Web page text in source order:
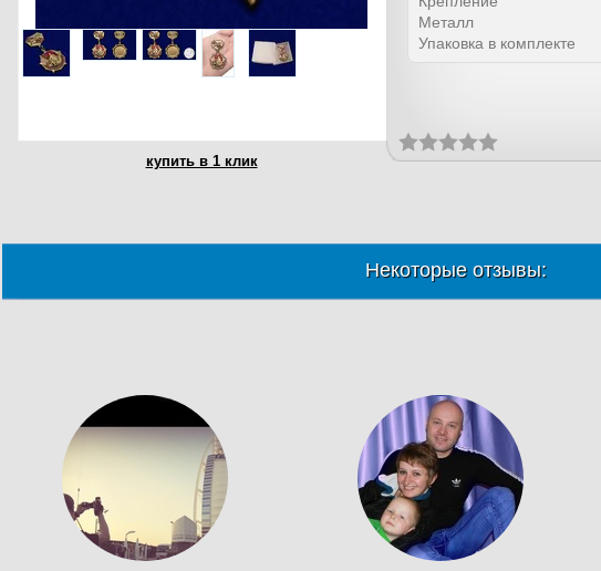
купить в 1 клик
Металл
Упаковка в комплекте
Некоторые отзывы: